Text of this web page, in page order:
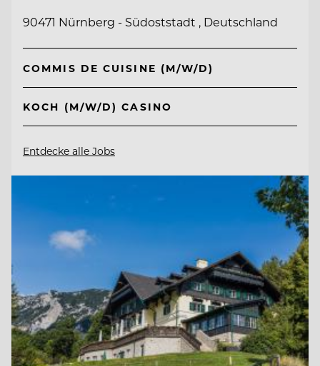
90471 Nürnberg - Südoststadt , Deutschland
COMMIS DE CUISINE (M/W/D)
KOCH (M/W/D) CASINO
Entdecke alle Jobs